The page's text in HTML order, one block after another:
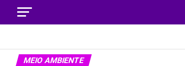
MEIO AMBIENTE